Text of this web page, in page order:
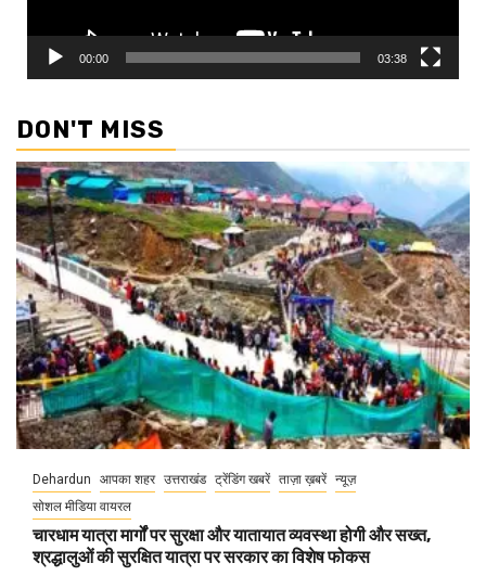
00:00 03:38
DON'T MISS
Dehardun आपका शहर उत्तराखंड ट्रेंडिंग खबरें ताज़ा ख़बरें न्यूज़
सोशल मीडिया वायरल
चारधाम यात्रा मार्गों पर सुरक्षा और यातायात व्यवस्था होगी और सख्त,
श्रद्धालुओं की सुरक्षित यात्रा पर सरकार का विशेष फोकस